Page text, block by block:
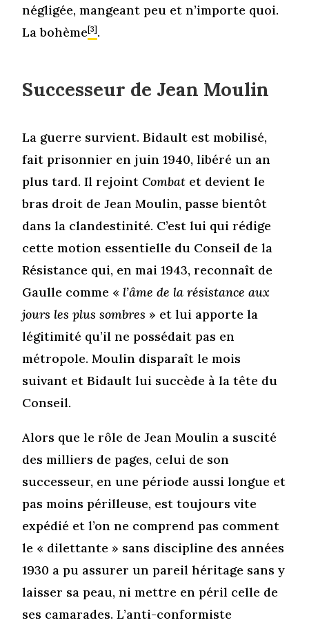
négligée, mangeant peu et n’importe quoi.
La bohème[3].
Successeur de Jean Moulin
La guerre survient. Bidault est mobilisé,
fait prisonnier en juin 1940, libéré un an
plus tard. Il rejointCombat et devient le
bras droit de Jean Moulin, passe bientôt
dans la clandestinité. C’est lui qui rédige
cette motion essentielle du Conseil de la
Résistance qui, en mai 1943, reconnaît de
Gaulle comme « l’âme de la résistance aux
jours les plus sombres » et lui apporte la
légitimité qu’il ne possédait pas en
métropole. Moulin disparaît le mois
suivant et Bidault lui succède à la tête du
Conseil.
Alors que le rôle de Jean Moulin a suscité
des milliers de pages, celui de son
successeur, en une période aussi longue et
pas moins périlleuse, est toujours vite
expédié et l’on ne comprend pas comment
le « dilettante » sans discipline des années
1930 a pu assurer un pareil héritage sans y
laisser sa peau, ni mettre en péril celle de
ses camarades. L’anti-conformiste